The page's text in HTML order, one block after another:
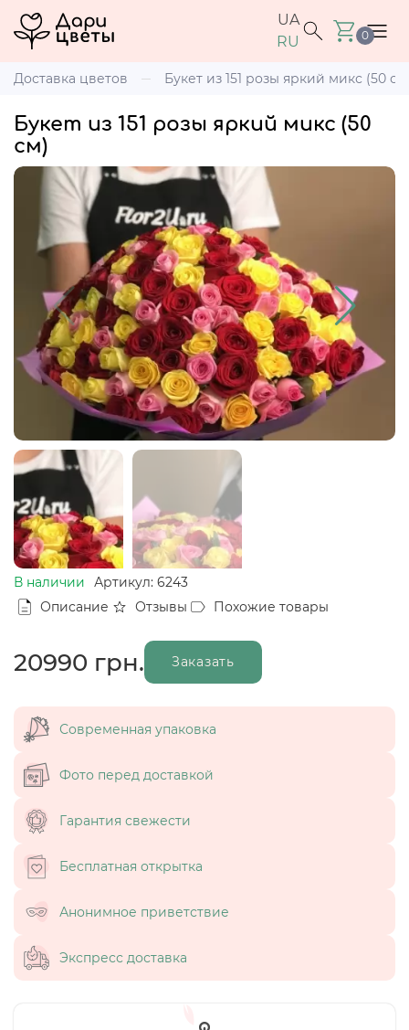
UA
RU
0
Доставка цветов Букет из 151 розы яркий микс (50
Букет из 151 розы яркий микс (50
см)
В наличии
Артикул: 6243
Описание
Отзывы Похожие товары
20990 грн. Заказать
Современная упаковка
Фото перед доставкой
Гарантия свежести
Бесплатная открытка
Анонимное приветствие
Экспресс доставка